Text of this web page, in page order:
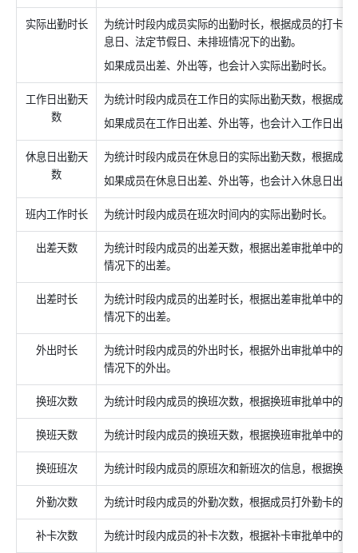
实际出勤时长
为统计时段内成员实际的出勤时长，根据成员的打卡
息日、法定节假日、未排班情况下的出勤。
如果成员出差、外出等，也会计入实际出勤时长。
工作日出勤天
数
为统计时段内成员在工作日的实际出勤天数，根据成员
如果成员在工作日出差、外出等，也会计入工作日出勤
休息日出勤天
数
为统计时段内成员在休息日的实际出勤天数，根据成员
如果成员在休息日出差、外出等，也会计入休息日出勤
班内工作时长 为统计时段内成员在班次时间内的实际出勤时长。
出差天数
为统计时段内成员的出差天数，根据出差审批单中的
情况下的出差。
出差时长
为统计时段内成员的出差时长，根据出差审批单中的
情况下的出差。
外出时长
为统计时段内成员的外出时长，根据外出审批单中的
情况下的外出。
换班次数 为统计时段内成员的换班次数，根据换班审批单中的次
换班天数 为统计时段内成员的换班天数，根据换班审批单中的天
换班班次 为统计时段内成员的原班次和新班次的信息，根据换
外勤次数 为统计时段内成员的外勤次数，根据成员打外勤卡的次
补卡次数 为统计时段内成员的补卡次数，根据补卡审批单中的次